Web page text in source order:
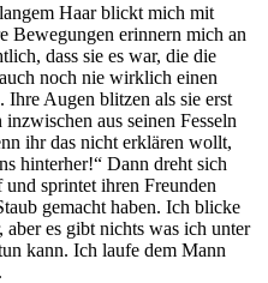
Haar blickt mich mit
Bewegungen erinnern mich an
dass sie es war, die die
noch nie wirklich einen
Ihre Augen blitzen als sie erst
aus seinen Fesseln
ihr das nicht erklären wollt,
hinterher!“ Dann dreht sich
sprintet ihren Freunden
gemacht haben. Ich blicke
es gibt nichts was ich unter
kann. Ich laufe dem Mann